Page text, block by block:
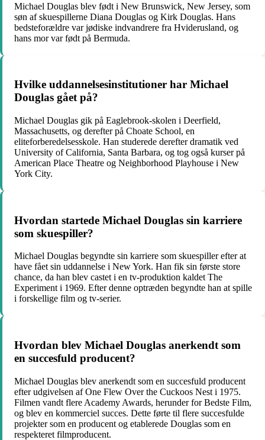
Michael Douglas blev født i New Brunswick, New Jersey, som
søn af skuespillerne Diana Douglas og Kirk Douglas. Hans
bedsteforældre var jødiske indvandrere fra Hviderusland, og
hans mor var født på Bermuda.
Hvilke uddannelsesinstitutioner har Michael
Douglas gået på?
Michael Douglas gik på Eaglebrook-skolen i Deerfield,
Massachusetts, og derefter på Choate School, en
eliteforberedelsesskole. Han studerede derefter dramatik ved
University of California, Santa Barbara, og tog også kurser på
American Place Theatre og Neighborhood Playhouse i New
York City.
Hvordan startede Michael Douglas sin karriere
som skuespiller?
Michael Douglas begyndte sin karriere som skuespiller efter at
have fået sin uddannelse i New York. Han fik sin første store
chance, da han blev castet i en tv-produktion kaldet The
Experiment i 1969. Efter denne optræden begyndte han at spille
i forskellige film og tv-serier.
Hvordan blev Michael Douglas anerkendt som
en succesfuld producent?
Michael Douglas blev anerkendt som en succesfuld producent
efter udgivelsen af One Flew Over the Cuckoos Nest i 1975.
Filmen vandt flere Academy Awards, herunder for Bedste Film,
og blev en kommerciel succes. Dette førte til flere succesfulde
projekter som en producent og etablerede Douglas som en
respekteret filmproducent.